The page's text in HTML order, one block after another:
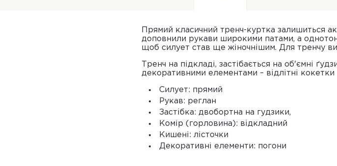
Прямий класичний тренч-куртка залишиться
доповнили рукави широкими патами, а
щоб силует став ще жіночнішим. Для тренчу
Тренч на підкладі, застібається на об'ємні
декоративними елементами – відлітні
Силует: прямий
Рукав: реглан
Застібка: двобортна на гудзики,
Комір (горловина): відкладний
Кишені: лісточки
Декоративні елементи: погони